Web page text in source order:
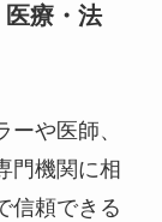
療・法
や医師、
門機関に相
信頼できる